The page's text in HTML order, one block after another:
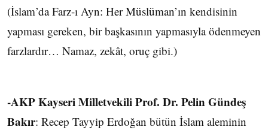
(İslam’da Farz-ı Ayn: Her Müslüman’ın kendisinin
yapması gereken, bir başkasının yapmasıyla ödenmeyen
farzlardır… Namaz, zekât, oruç gibi.)
-AKP Kayseri Milletvekili Prof. Dr. Pelin Gündeş
Bakır: Recep Tayyip Erdoğan bütün İslam aleminin